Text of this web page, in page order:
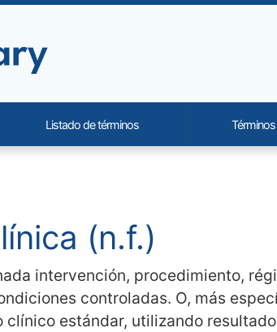
functionality and
(n.f.)
intervención, procedimiento,
controladas. O, más
clínico estándar, utilizando
etc.
Listado de términos